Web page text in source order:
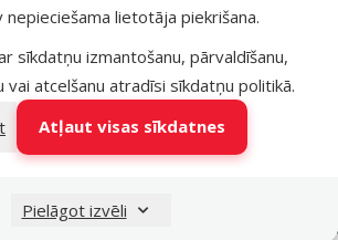
nepieciešama lietotāja piekrišana.
sīkdatņu izmantošanu, pārvaldīšanu,
vai atcelšanu atradīsi sīkdatņu politikā.
Atļaut visas sīkdatnes
Pielāgot izvēli
TOP cena
Noliktavā
Bezmaksas